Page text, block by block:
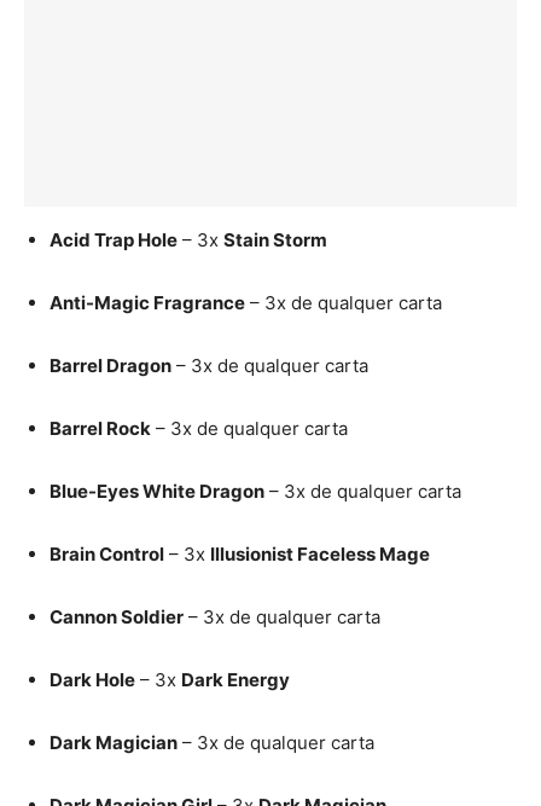
Acid Trap Hole – 3x Stain Storm
Anti-Magic Fragrance – 3x de qualquer carta
Barrel Dragon – 3x de qualquer carta
Barrel Rock – 3x de qualquer carta
Blue-Eyes White Dragon – 3x de qualquer carta
Brain Control – 3x Illusionist Faceless Mage
Cannon Soldier – 3x de qualquer carta
Dark Hole – 3x Dark Energy
Dark Magician – 3x de qualquer carta